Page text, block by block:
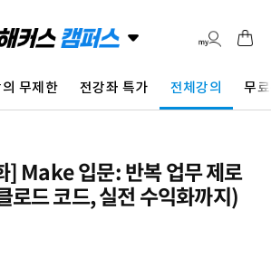
무제한 전강좌 특가 전체강의 무
] Make 입문: 반복 업무 제로
로드 코드, 실전 수익화까지)